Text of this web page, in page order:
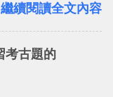
中的待辦清單統
點連結，整理
個 Evernote AI
續閱讀全文內容
考古題的